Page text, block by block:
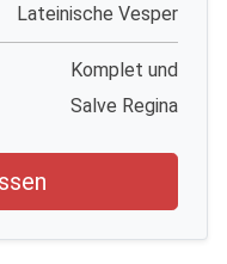
Lateinische Vesper
Komplet und
Salve Regina